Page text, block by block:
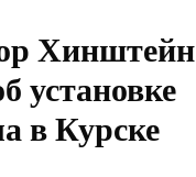
Хинштейн
установке
в Курске